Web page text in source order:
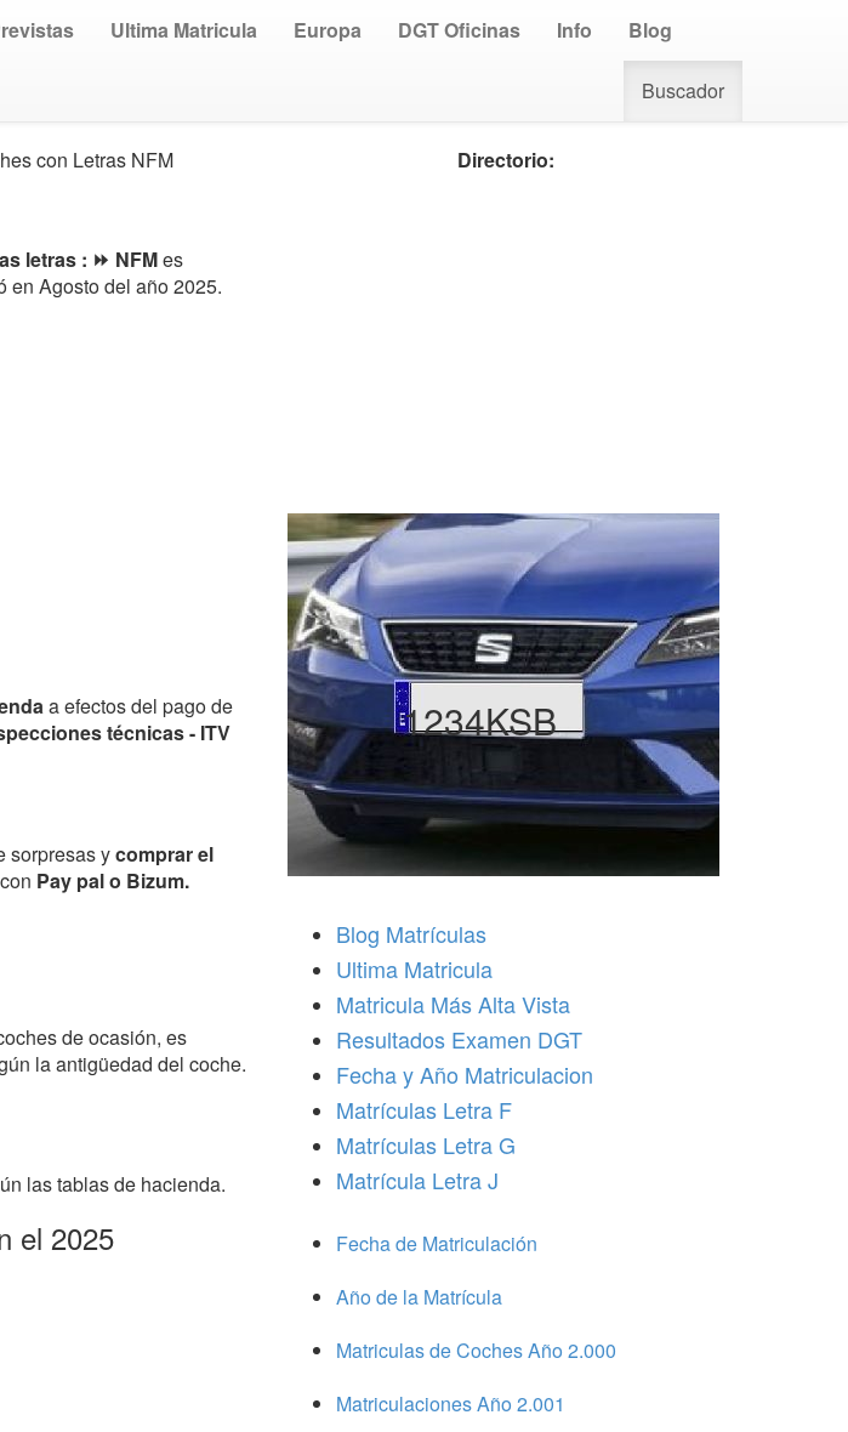
Ultima Matricula Europa DGT Oficinas Info Blog
Buscador
con Letras NFM
letras : ⏩ NFMes
en Agosto del año 2025.
a efectos del pago de
técnicas - ITV
sorpresas ycomprar el
Pay pal o Bizum.
de ocasión, es
la antigüedad del coche.
las tablas de hacienda.
el 2025
Directorio:
1234KSB
Blog Matrículas
Ultima Matricula
Matricula Más Alta Vista
Resultados Examen DGT
Fecha y Año Matriculacion
Matrículas Letra F
Matrículas Letra G
Matrícula Letra J
Fecha de Matriculación
Año de la Matrícula
Matriculas de Coches Año 2.000
Matriculaciones Año 2.001